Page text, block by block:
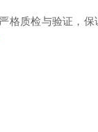
格质检与验证，